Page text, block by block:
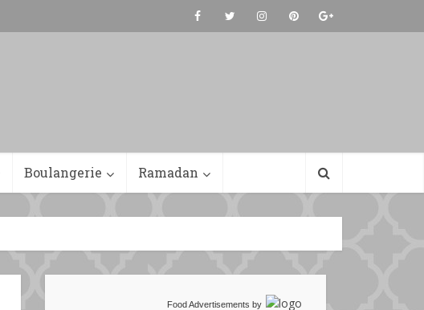
Boulangerie Ramadan
Food Advertisements by